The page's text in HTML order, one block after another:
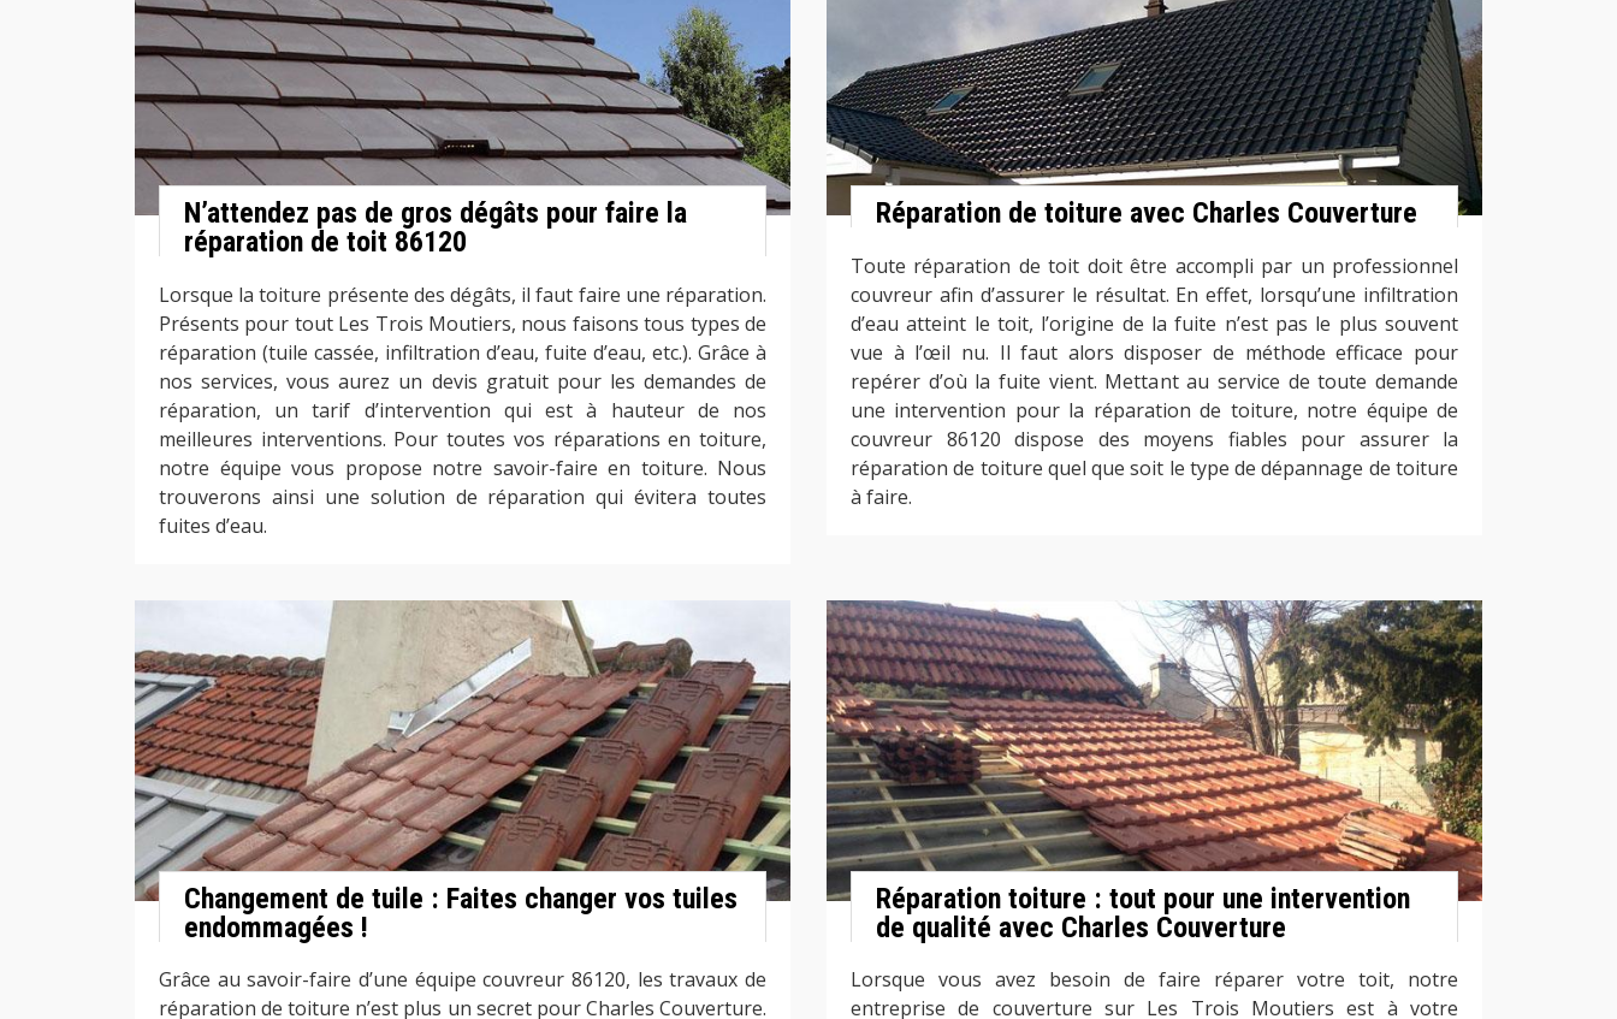
N’attendez pas de gros dégâts pour faire la
réparation de toit 86120
Lorsque la toiture présente des dégâts, il faut faire une réparation.
Présents pour tout Les Trois Moutiers, nous faisons tous types de
réparation (tuile cassée, infiltration d’eau, fuite d’eau, etc.). Grâce à
nos services, vous aurez un devis gratuit pour les demandes de
réparation, un tarif d’intervention qui est à hauteur de nos
meilleures interventions. Pour toutes vos réparations en toiture,
notre équipe vous propose notre savoir-faire en toiture. Nous
trouverons ainsi une solution de réparation qui évitera toutes
fuites d’eau.
Réparation de toiture avec Charles Couverture
Toute réparation de toit doit être accompli par un professionnel
couvreur afin d’assurer le résultat. En effet, lorsqu’une infiltration
d’eau atteint le toit, l’origine de la fuite n’est pas le plus souvent
vue à l’œil nu. Il faut alors disposer de méthode efficace pour
repérer d’où la fuite vient. Mettant au service de toute demande
une intervention pour la réparation de toiture, notre équipe de
couvreur 86120 dispose des moyens fiables pour assurer la
réparation de toiture quel que soit le type de dépannage de toiture
à faire.
Changement de tuile : Faites changer vos tuiles
endommagées !
Grâce au savoir-faire d’une équipe couvreur 86120, les travaux de
réparation de toiture n’est plus un secret pour Charles Couverture.
Réparation toiture : tout pour une intervention
de qualité avec Charles Couverture
Lorsque vous avez besoin de faire réparer votre toit, notre
entreprise de couverture sur Les Trois Moutiers est à votre